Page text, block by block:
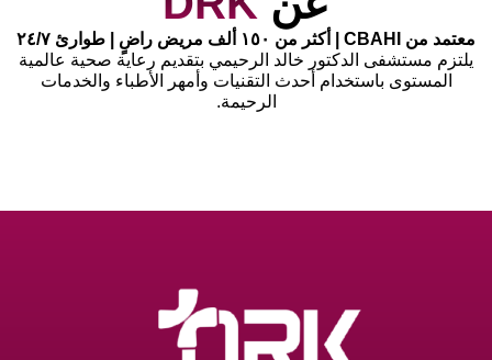
معتمد من CBAHI | أكثر من ١٥٠ ألف مريض راضٍ | طوارئ ٢٤/٧
يلتزم مستشفى الدكتور خالد الرحيمي بتقديم رعاية صحية عالمية
المستوى باستخدام أحدث التقنيات وأمهر الأطباء والخدمات
الرحيمة.